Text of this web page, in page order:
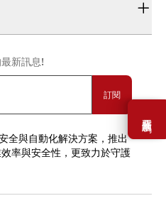
需要幫助嗎？
新訊息!
訂閱
全與自動化解決方案，推出
率與安全性，更致力於守護